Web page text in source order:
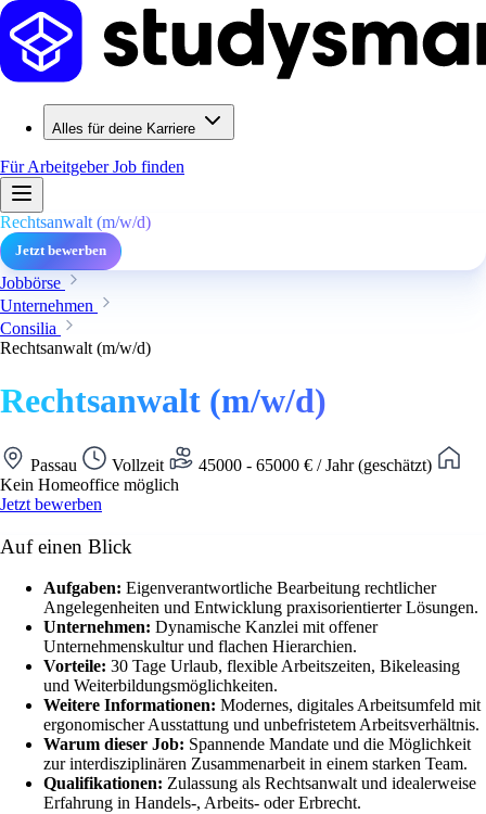
Alles für deine Karriere
Für ArbeitgeberJob finden
Rechtsanwalt (m/w/d)
Jetzt bewerben
Jobbörse
Unternehmen
Consilia
Rechtsanwalt (m/w/d)
Rechtsanwalt (m/w/d)
Passau Vollzeit
45000 - 65000 € / Jahr (geschätzt)
Kein Homeoffice möglich
Jetzt bewerben
Auf einen Blick
Aufgaben: Eigenverantwortliche Bearbeitung rechtlicher
Angelegenheiten und Entwicklung praxisorientierter Lösungen.
Unternehmen: Dynamische Kanzlei mit offener
Unternehmenskultur und flachen Hierarchien.
Vorteile: 30 Tage Urlaub, flexible Arbeitszeiten, Bikeleasing
und Weiterbildungsmöglichkeiten.
Weitere Informationen: Modernes, digitales Arbeitsumfeld mit
ergonomischer Ausstattung und unbefristetem Arbeitsverhältnis.
Warum dieser Job: Spannende Mandate und die Möglichkeit
zur interdisziplinären Zusammenarbeit in einem starken Team.
Qualifikationen: Zulassung als Rechtsanwalt und idealerweise
Erfahrung in Handels-, Arbeits- oder Erbrecht.